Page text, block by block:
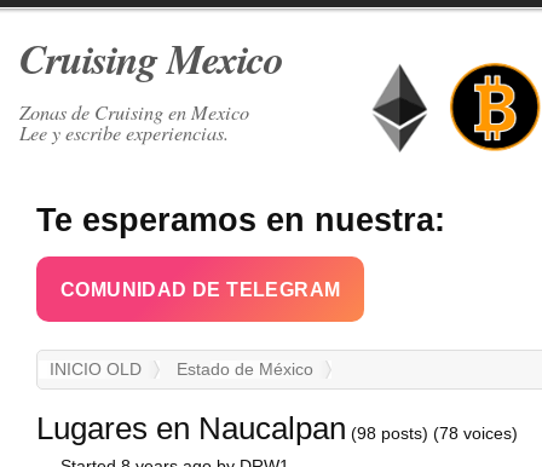
Cruising Mexico
Zonas de Cruising en Mexico
Lee y escribe experiencias.
Te esperamos en nuestra:
COMUNIDAD DE TELEGRAM
INICIO OLD Estado de México
Lugares en Naucalpan (98 posts) (78 voices)